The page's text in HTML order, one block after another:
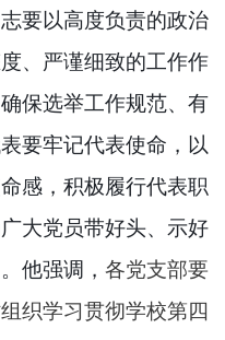
要以高度负责的政治
、严谨细致的工作作
保选举工作规范、有
要牢记代表使命，以
感，积极履行代表职
大党员带好头、示好
他强调， 各党支部要
织学习贯彻学校第四